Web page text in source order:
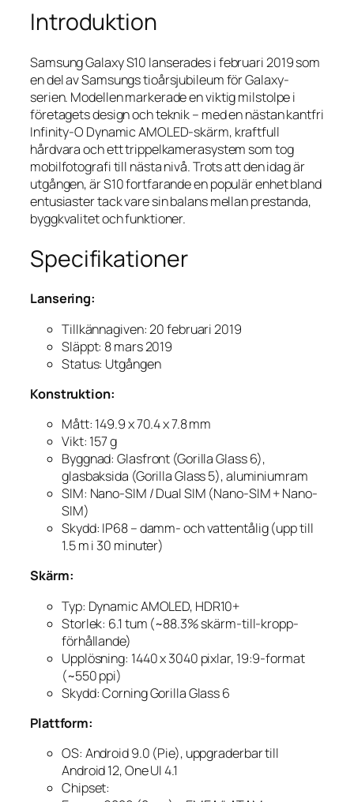
Introduktion
Samsung Galaxy S10 lanserades i februari 2019 som
en del av Samsungs tioårsjubileum för Galaxy-
serien. Modellen markerade en viktig milstolpe i
företagets design och teknik – med en nästan kantfri
Infinity-O Dynamic AMOLED-skärm, kraftfull
hårdvara och ett trippelkamerasystem som tog
mobilfotografi till nästa nivå. Trots att den idag är
utgången, är S10 fortfarande en populär enhet bland
entusiaster tack vare sin balans mellan prestanda,
byggkvalitet och funktioner.
Specifikationer
Lansering:
Tillkännagiven: 20 februari 2019
Släppt: 8 mars 2019
Status: Utgången
Konstruktion:
Mått: 149.9 x 70.4 x 7.8 mm
Vikt: 157 g
Byggnad: Glasfront (Gorilla Glass 6),
glasbaksida (Gorilla Glass 5), aluminiumram
SIM: Nano-SIM / Dual SIM (Nano-SIM + Nano-
SIM)
Skydd: IP68 – damm- och vattentålig (upp till
1.5 m i 30 minuter)
Skärm:
Typ: Dynamic AMOLED, HDR10+
Storlek: 6.1 tum (~88.3% skärm-till-kropp-
förhållande)
Upplösning: 1440 x 3040 pixlar, 19:9-format
(~550 ppi)
Skydd: Corning Gorilla Glass 6
Plattform:
OS: Android 9.0 (Pie), uppgraderbar till
Android 12, One UI 4.1
Chipset: